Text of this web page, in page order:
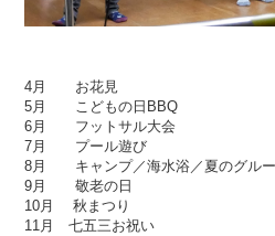
4月 お花見
5月 こどもの日BBQ
6月 フットサル大会
7月 プール遊び
8月 キャンプ／海水浴／夏のグルー
9月 敬老の日
10月 秋まつり
11月 七五三お祝い